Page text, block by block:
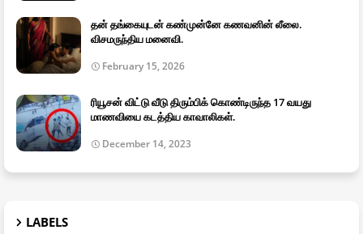
தன் தங்கையுடன் கண்முன்னே கணவனின் லீலை.
விசமருந்திய மனைவி.
February 15, 2026
ரியூசன் விட்டு வீடு திரும்பிக் கொண்டிருந்த 17 வயது
மாணவியை கடத்திய காவாலிகள்.
December 14, 2023
LABELS